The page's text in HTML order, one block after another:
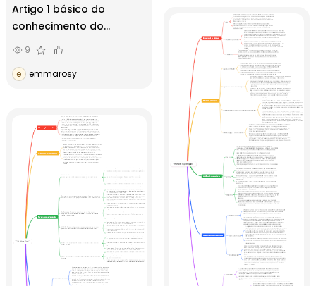
Artigo 1 básico do
conhecimento do
computador
9
e
emmarosy